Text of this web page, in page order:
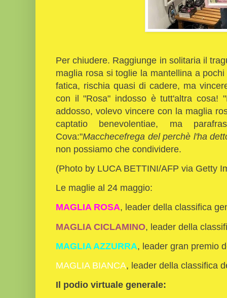
Per chiudere. Raggiunge in solitaria il
maglia rosa si toglie la mantellina a
fatica, rischia quasi di cadere, ma
con il "Rosa" indosso è tutt'altra cosa!
addosso, volevo vincere con la maglia
captatio benevolentiae, ma
Cova:"Macchecefrega del perchè l'ha
non possiamo che condividere.
(Photo by LUCA BETTINI/AFP via Getty
Le maglie al 24 maggio:
MAGLIA ROSA, leader della classifica
MAGLIA CICLAMINO, leader della
MAGLIA AZZURRA, leader gran premio
MAGLIA BIANCA, leader della classifica
Il podio virtuale generale: